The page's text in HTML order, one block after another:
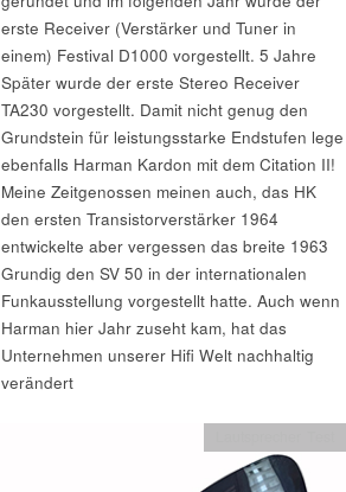
erste Receiver (Verstärker und Tuner in
einem) Festival D1000 vorgestellt. 5 Jahre
Später wurde der erste Stereo Receiver
TA230 vorgestellt. Damit nicht genug den
Grundstein für leistungsstarke Endstufen lege
ebenfalls Harman Kardon mit dem Citation II!
Meine Zeitgenossen meinen auch, das HK
den ersten Transistorverstärker 1964
entwickelte aber vergessen das breite 1963
Grundig den SV 50 in der internationalen
Funkausstellung vorgestellt hatte. Auch wenn
Harman hier Jahr zuseht kam, hat das
Unternehmen unserer Hifi Welt nachhaltig
verändert